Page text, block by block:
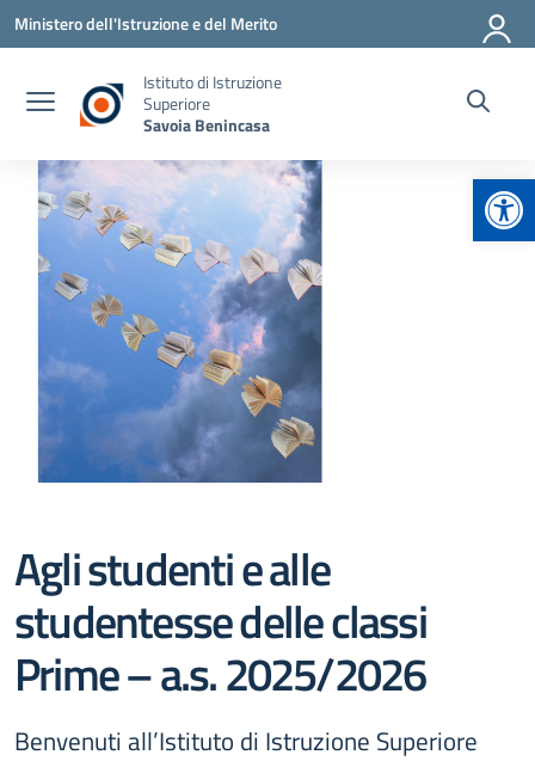
Vai ai contenuti
Vai al menu di navigazione
Vai al footer
Ministero dell'Istruzione e del Merito
Istituto di Istruzione
Superiore
Savoia Benincasa
Agli studenti e alle
studentesse delle classi
Prime – a.s. 2025/2026
Benvenuti all’Istituto di Istruzione Superiore